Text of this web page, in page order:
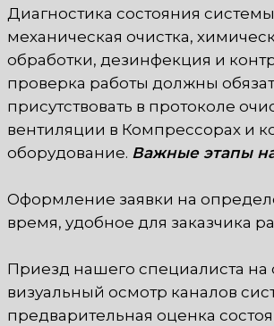
Диагностика состояния
механическая очистка,
обработки, дезинфекция и
проверка работы должны
присутствовать в протоколе
вентиляции в Компрессорах и
оборудование. Важные этапы
Оформление заявки на
время, удобное для заказчика
Приезд нашего специалиста на
визуальный осмотр каналов
предварительная оценка